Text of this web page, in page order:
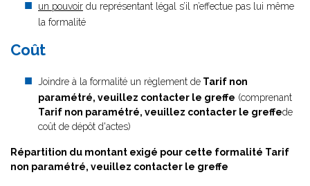
un pouvoir du représentant légal s’il n’effectue pas lui même
la formalité
Coût
Joindre à la formalité un règlement de Tarif non
paramétré, veuillez contacter le greffe (comprenant
Tarif non paramétré, veuillez contacter le greffede
coût de dépôt d'actes)
Répartition du montant exigé pour cette formalité Tarif
non paramétré, veuillez contacter le greffe